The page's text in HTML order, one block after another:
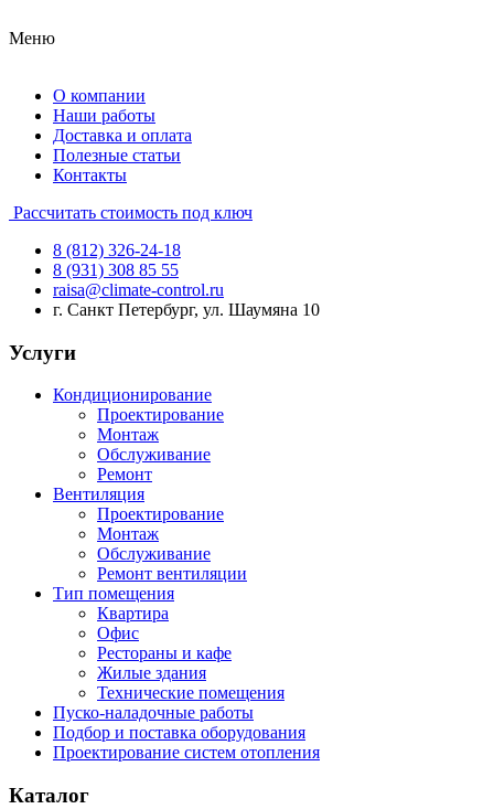
Меню
О компании
Наши работы
Доставка и оплата
Полезные статьи
Контакты
Рассчитать стоимость под ключ
8 (812) 326-24-18
8 (931) 308 85 55
raisa@climate-control.ru
г. Санкт Петербург, ул. Шаумяна 10
Услуги
Кондиционирование
Проектирование
Монтаж
Обслуживание
Ремонт
Вентиляция
Проектирование
Монтаж
Обслуживание
Ремонт вентиляции
Тип помещения
Квартира
Офис
Рестораны и кафе
Жилые здания
Технические помещения
Пуско-наладочные работы
Подбор и поставка оборудования
Проектирование систем отопления
Каталог